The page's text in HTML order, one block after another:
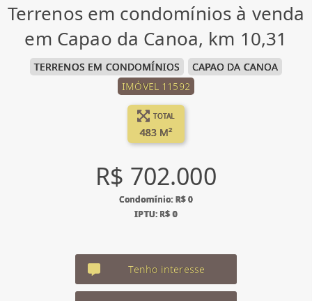
Terrenos em condomínios à venda
em Capao da Canoa, km 10,31
TERRENOS EM CONDOMÍNIOS
CAPAO DA CANOA
IMÓVEL 11592
TOTAL
483 M²
R$ 702.000
Condomínio: R$ 0
IPTU: R$ 0
Tenho interesse